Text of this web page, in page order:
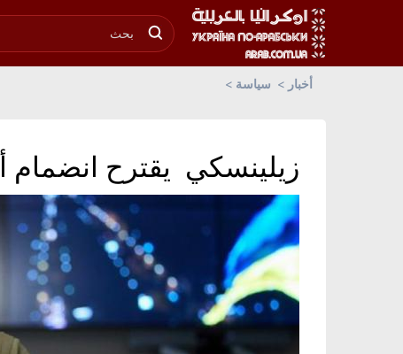
أخبار سياسة
زيلينسكي يقترح انضمام